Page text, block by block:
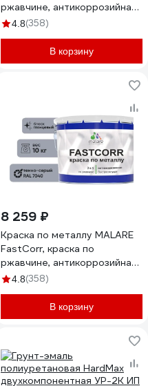
ржавчине, антикоррозийная,
быстросохнущая, RAL 7040,
КФСТ7040М2000
4.8(358)
В корзину
8 259 ₽
Краска по металлу MALARE
FastCorr, краска по
ржавчине, антикоррозийная,
быстросохнущая, RAL 7040,
кг КФСТ7040Г1000
4.8(358)
В корзину